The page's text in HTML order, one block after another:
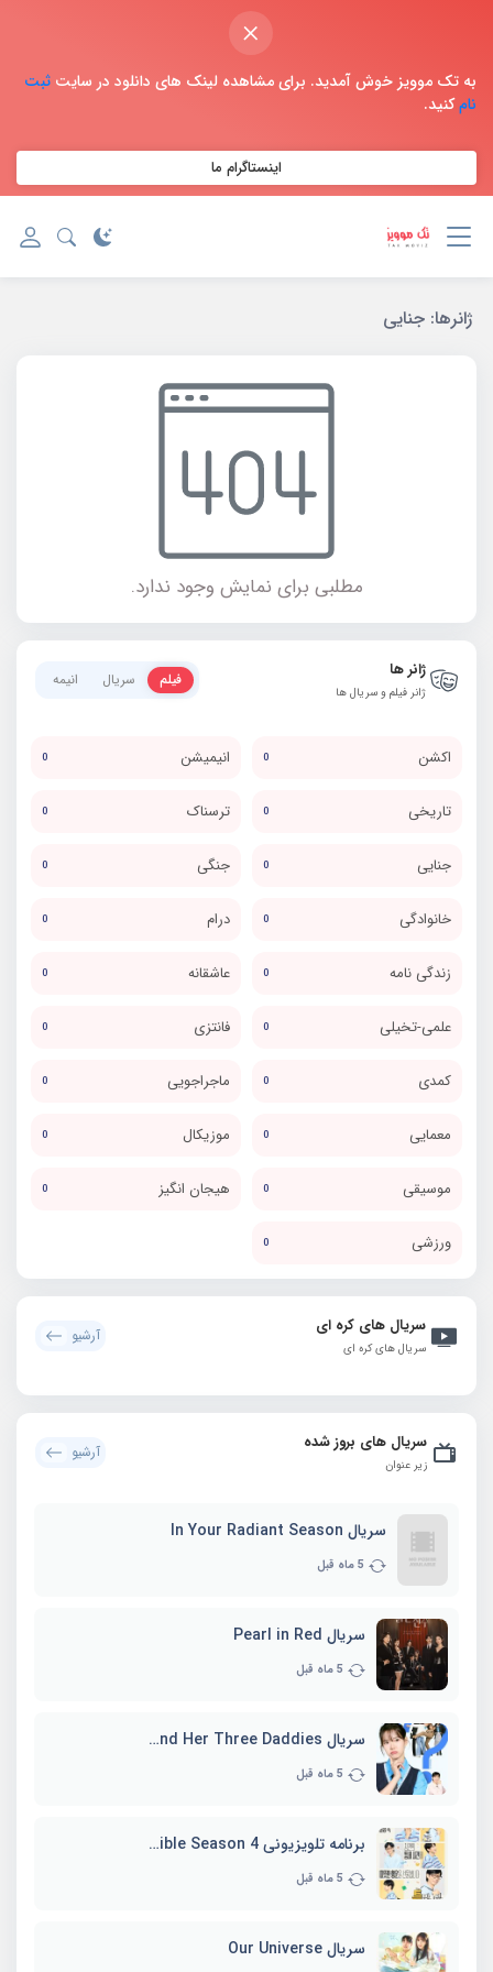
×
به تک موویز خوش آمدید. برای مشاهده لینک های دانلود در سایت ثبت
نامکنید.
اینستاگرام ما
ژانر‌ها: جنایی
مطلبی برای نمایش وجود ندارد.
ژانر ها
ژانر فیلم و سریال ها
فیلم سریال انیمه
اکشن 0 انیمیشن 0
تاریخی 0 ترسناک 0
جنایی 0 جنگی 0
خانوادگی 0 درام 0
زندگی نامه 0 عاشقانه 0
علمی-تخیلی 0 فانتزی 0
کمدی 0 ماجراجویی 0
معمایی 0 موزیکال 0
موسیقی 0 هیجان انگیز 0
ورزشی 0
سریال های کره ای
سریال های کره ای
آرشیو
سریال های بروز شده
زیر عنوان
آرشیو
سریال In Your Radiant Season
5 ماه قبل
سریال Pearl in Red
5 ماه قبل
سریال Marie and Her Three Daddies
5 ماه قبل
برنامه تلویزیونی Whenever Possible Season 4
5 ماه قبل
سریال Our Universe